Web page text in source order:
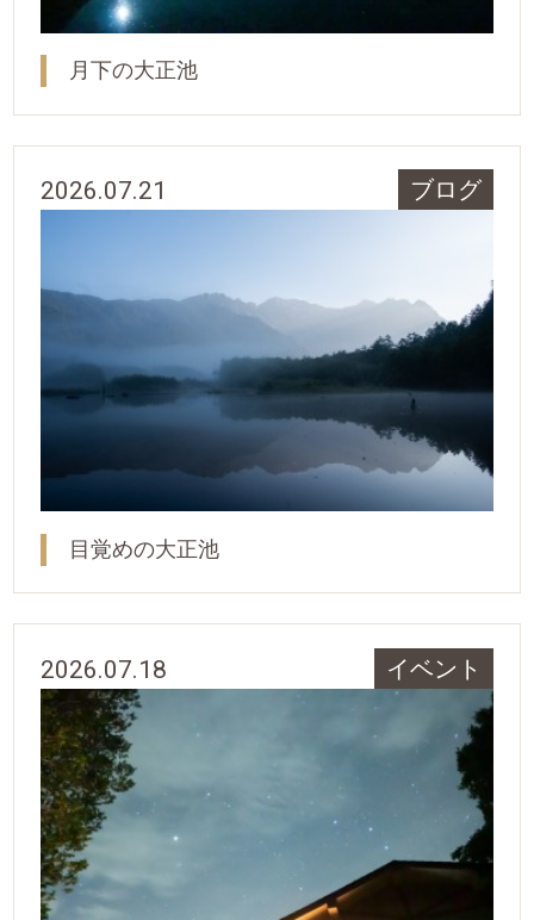
月下の大正池
2026.07.21 ブログ
目覚めの大正池
2026.07.18 イベント